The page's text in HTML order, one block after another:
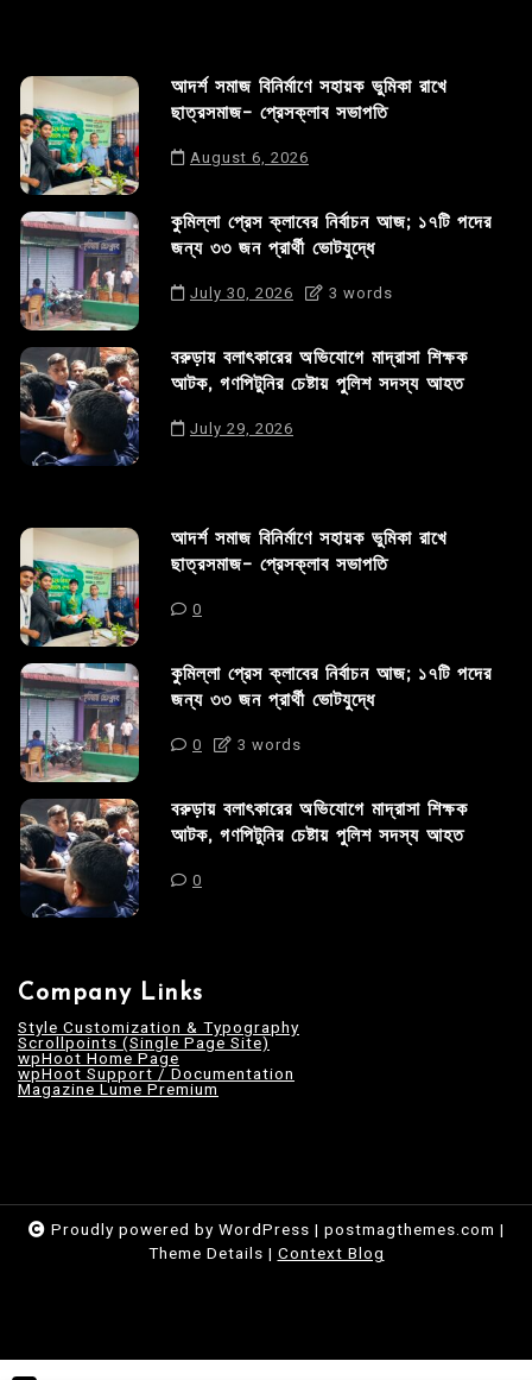
আদর্শ সমাজ বিনির্মাণে সহায়ক ভুমিকা রাখে
ছাত্রসমাজ- প্রেসক্লাব সভাপতি
August 6, 2026
কুমিল্লা প্রেস ক্লাবের নির্বাচন আজ; ১৭টি পদের
জন্য ৩৩ জন প্রার্থী ভোটযুদ্ধে
July 30, 2026 3 words
বরুড়ায় বলাৎকারের অভিযোগে মাদ্রাসা শিক্ষক
আটক, গণপিটুনির চেষ্টায় পুলিশ সদস্য আহত
July 29, 2026
আদর্শ সমাজ বিনির্মাণে সহায়ক ভুমিকা রাখে
ছাত্রসমাজ- প্রেসক্লাব সভাপতি
0
কুমিল্লা প্রেস ক্লাবের নির্বাচন আজ; ১৭টি পদের
জন্য ৩৩ জন প্রার্থী ভোটযুদ্ধে
0 3 words
বরুড়ায় বলাৎকারের অভিযোগে মাদ্রাসা শিক্ষক
আটক, গণপিটুনির চেষ্টায় পুলিশ সদস্য আহত
0
Company Links
Style Customization & Typography
Scrollpoints (Single Page Site)
wpHoot Home Page
wpHoot Support / Documentation
Magazine Lume Premium
Proudly powered by WordPress | postmagthemes.com |
Theme Details | Context Blog